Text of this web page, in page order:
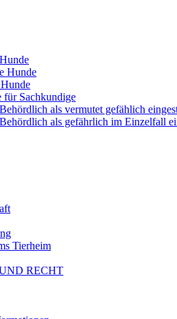
Hunde
für Sachkundige
Behördlich als vermutet gefählich
Behördlich als gefährlich im Einzelfall
Tierheim
RECHT